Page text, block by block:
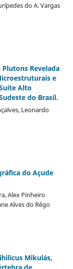
do A. Vargas
Plutons Revelada
e
Alto
do Brasil.
Leonardo
do Açude
Alex Pinheiro
Alves do Rêgo
Mikulás,